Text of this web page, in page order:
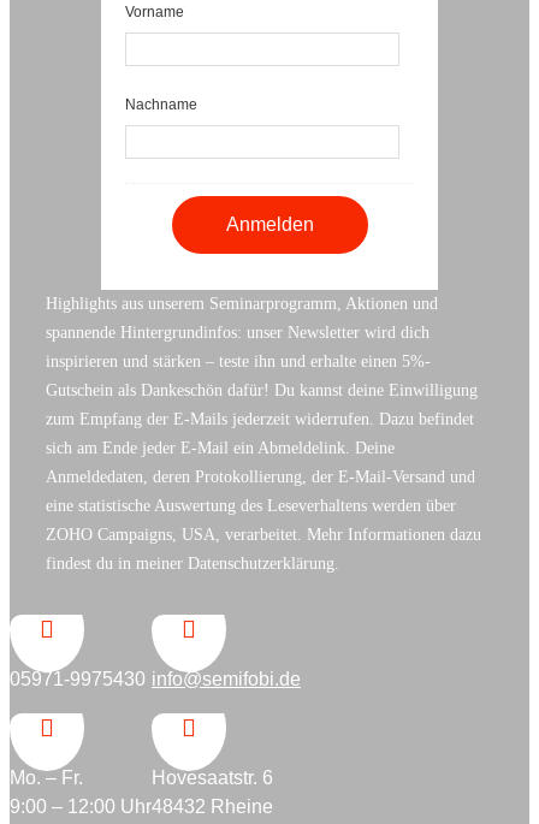

info@semifobi.de

Hovesaatstr. 6
48432 Rheine

05971-9975430

Mo. – Fr.
9:00 – 12:00 Uhr
Vorname
Nachname
Highlights aus unserem Seminarprogramm, Aktionen und
spannende Hintergrundinfos: unser Newsletter wird dich
inspirieren und stärken – teste ihn und erhalte einen 5%-
Gutschein als Dankeschön dafür! Du kannst deine Einwilligung
zum Empfang der E-Mails jederzeit widerrufen. Dazu befindet
sich am Ende jeder E-Mail ein Abmeldelink. Deine
Anmeldedaten, deren Protokollierung, der E-Mail-Versand und
eine statistische Auswertung des Leseverhaltens werden über
ZOHO Campaigns, USA, verarbeitet. Mehr Informationen dazu
findest du in meiner Datenschutzerklärung.